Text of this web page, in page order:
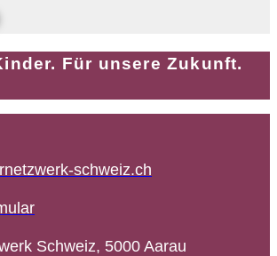
Für unsere Zukunft.
schweiz.ch
Schweiz, 5000 Aarau